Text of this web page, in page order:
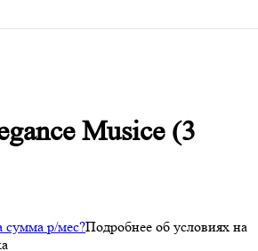
Musice (3
сумма р/мес?Подробнее об условиях на